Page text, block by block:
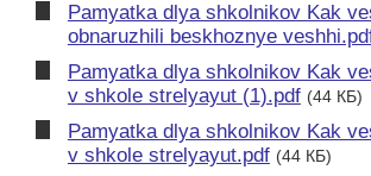
Pamyatka dlya shkolnikov Kak
obnaruzhili beskhoznye
Pamyatka dlya shkolnikov Kak
v shkole strelyayut (1).pdf (44 КБ)
Pamyatka dlya shkolnikov Kak
v shkole strelyayut.pdf (44 КБ)